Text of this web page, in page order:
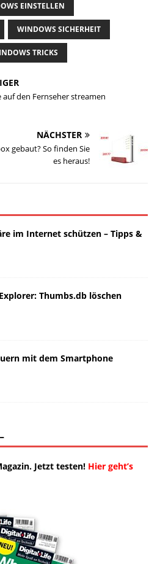
EINSTELLEN
WINDOWS SICHERHEIT
TRICKS
auf den Fernseher streamen
NÄCHSTER
gebaut? So finden Sie
es heraus!
im Internet schützen – Tipps &
Thumbs.db löschen
mit dem Smartphone
Jetzt testen! Hier geht’s